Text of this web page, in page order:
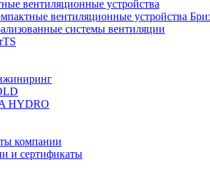
вентиляционные устройства
вентиляционные устройства
системы вентиляции
HYDRO
компании
и сертификаты